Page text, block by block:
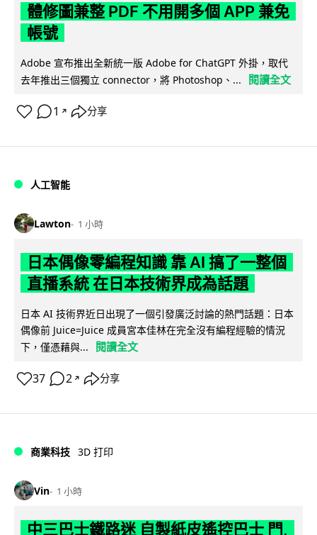
體修圖兼整 PDF 不用開多個 APP 兼免
帳號
Adobe 宣布推出全新統一版 Adobe for ChatGPT 外掛，取代
去年推出三個獨立 connector，將 Photoshop、...
閱讀全文
1 ↗ 分享
人工智能
Lawton 1 小時
日本偶像零編程知識 靠 AI 搞了一整個
直播系統 在日本技術界成為話題
日本 AI 技術界近日出現了一個引發廣泛討論的熱門話題：日本
偶像前 Juice=Juice 成員宮本佳林在完全沒有編程經驗的情況
下，僅憑藉與...
閱讀全文
37 2 ↗ 分享
商業科技 3D 打印
Vin 1 小時
中三巴士鐵路迷 自製紙皮遙控巴士 門,